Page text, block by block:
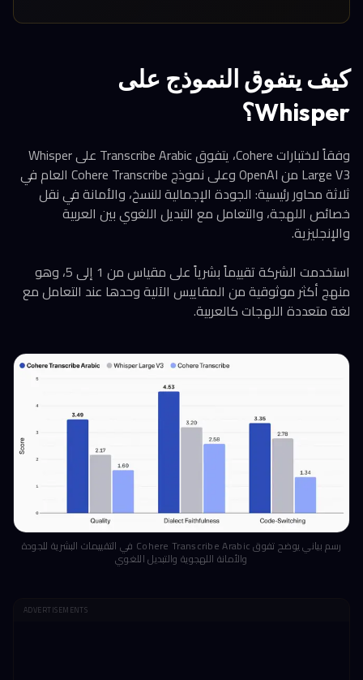
كيف يتفوق النموذج على
Whisper؟
وفقاً لاختبارات Cohere، يتفوق Transcribe Arabic على Whisper
Large V3 من OpenAI وعلى نموذج Cohere Transcribe العام في
ثلاثة محاور رئيسية: الجودة الإجمالية للنسخ، والأمانة في نقل
خصائص اللهجة، والتعامل مع التبديل اللغوي بين العربية
والإنجليزية.
استخدمت الشركة تقييماً بشرياً على مقياس من 1 إلى 5، وهو
منهج أكثر موثوقية من المقاييس الآلية وحدها عند التعامل مع
لغة متعددة اللهجات كالعربية.
رسم بياني يوضح تفوق Cohere Transcribe Arabic في التقييمات البشرية للجودة
والأمانة اللهجوية والتبديل اللغوي
ADVERTISEMENTS